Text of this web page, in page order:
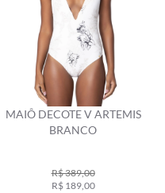
MAIÔ DECOTE V ARTEMIS
BRANCO
R$ 389,00
R$ 189,00